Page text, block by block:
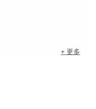
+ 更多